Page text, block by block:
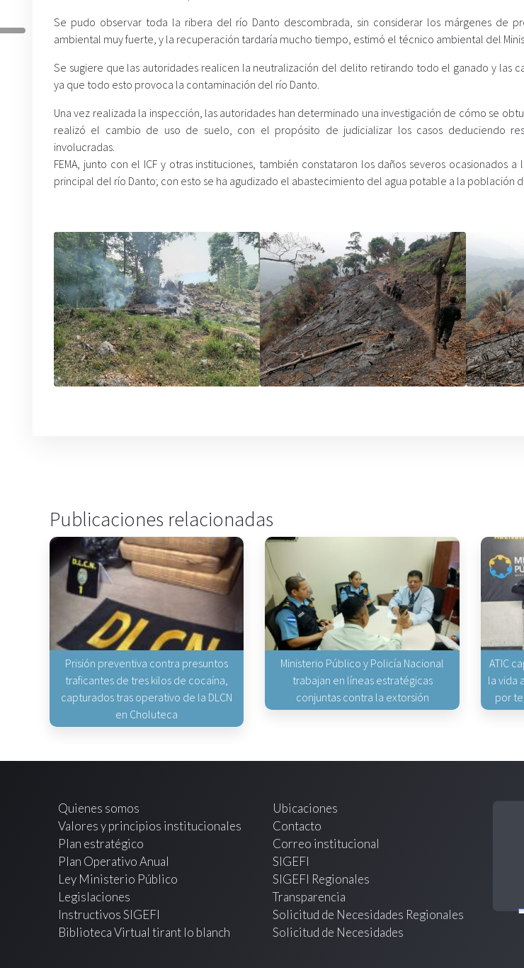
Se pudo observar toda la ribera del río Danto descombrada, sin considerar los márgenes de
ambiental muy fuerte, y la recuperación tardaría mucho tiempo, estimó el técnico ambiental del
Se sugiere que las autoridades realicen la neutralización del delito retirando todo el ganado y las
ya que todo esto provoca la contaminación del río Danto.
Una vez realizada la inspección, las autoridades han determinado una investigación de cómo se
realizó el cambio de uso de suelo, con el propósito de judicializar los casos deduciendo
involucradas.
FEMA, junto con el ICF y otras instituciones, también constataron los daños severos ocasionados
principal del río Danto; con esto se ha agudizado el abastecimiento del agua potable a la población
Publicaciones relacionadas
Prisión preventiva contra presuntos
traficantes de tres kilos de cocaína,
capturados tras operativo de la DLCN
en Choluteca
Ministerio Público y Policía Nacional
trabajan en líneas estratégicas
conjuntas contra la extorsión
ATIC
la vida
por
Quienes somos
Valores y principios institucionales
Plan estratégico
Plan Operativo Anual
Ley Ministerio Público
Legislaciones
Instructivos SIGEFI
Biblioteca Virtual tirant lo blanch
Ubicaciones
Contacto
Correo institucional
SIGEFI
SIGEFI Regionales
Transparencia
Solicitud de Necesidades Regionales
Solicitud de Necesidades